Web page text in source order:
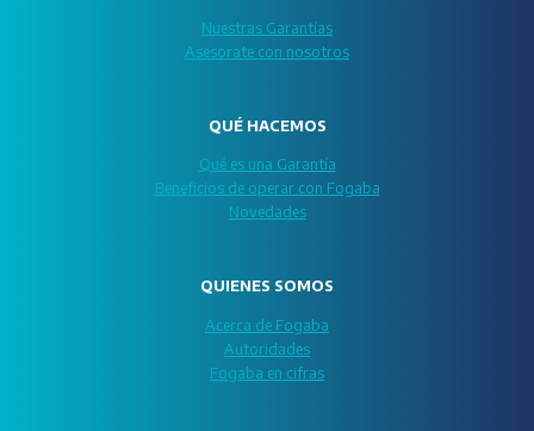
QUIENES SOMOS
Acerca de Fogaba
Autoridades
Fogaba en cifras
QUÉ HACEMOS
Qué es una Garantía
Beneficios de operar con Fogaba
Novedades
Nuestras Garantías
Asesorate con nosotros